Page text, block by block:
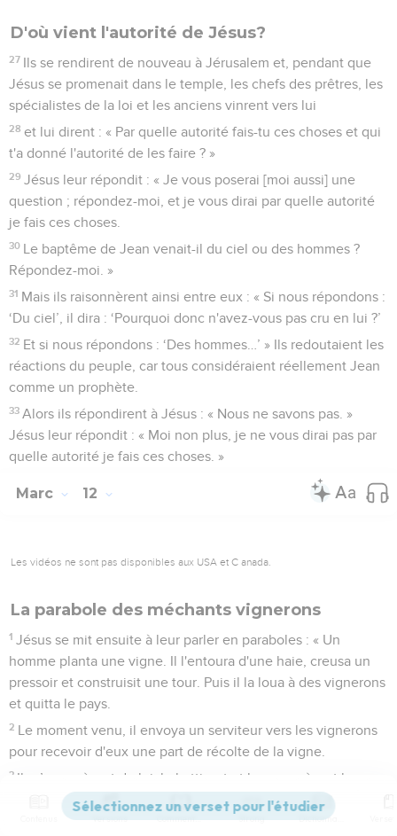
D'où vient l'autorité de Jésus?
27 Ils se rendirent de nouveau à Jérusalem et, pendant que
Jésus se promenait dans le temple, les chefs des prêtres, les
spécialistes de la loi et les anciens vinrent vers lui
28 et lui dirent : « Par quelle autorité fais-tu ces choses et qui
t'a donné l'autorité de les faire ? »
29 Jésus leur répondit : « Je vous poserai [moi aussi] une
question ; répondez-moi, et je vous dirai par quelle autorité
je fais ces choses.
30 Le baptême de Jean venait-il du ciel ou des hommes ?
Répondez-moi. »
31 Mais ils raisonnèrent ainsi entre eux : « Si nous répondons :
‘Du ciel’, il dira : ‘Pourquoi donc n'avez-vous pas cru en lui ?’
32 Et si nous répondons : ‘Des hommes…’ » Ils redoutaient les
réactions du peuple, car tous considéraient réellement Jean
comme un prophète.
33 Alors ils répondirent à Jésus : « Nous ne savons pas. »
Jésus leur répondit : « Moi non plus, je ne vous dirai pas par
quelle autorité je fais ces choses. »
Marc 12
Les vidéos ne sont pas disponibles aux USA et C anada.
La parabole des méchants vignerons
1 Jésus se mit ensuite à leur parler en paraboles : « Un
homme planta une vigne. Il l'entoura d'une haie, creusa un
pressoir et construisit une tour. Puis il la loua à des vignerons
et quitta le pays.
2 Le moment venu, il envoya un serviteur vers les vignerons
pour recevoir d'eux une part de récolte de la vigne.
3 Ils s’emparèrent de lui, le battirent et le renvoyèrent les
mains vides.
Versions Commentaires Strong